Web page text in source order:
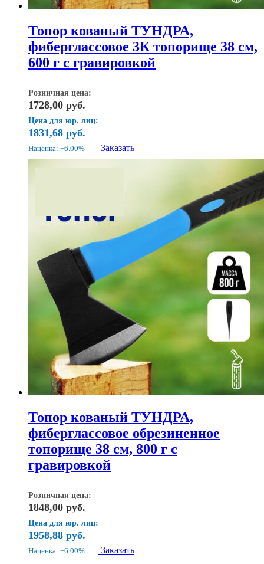
Топор кованый ТУНДРА,
фиберглассовое 3К топорище 38 см,
600 г с гравировкой
Розничная цена:
1728,00 руб.
Цена для юр. лиц:
1831,68 руб.
Наценка: +6.00% Заказать
Топор кованый ТУНДРА,
фиберглассовое обрезиненное
топорище 38 см, 800 г с
гравировкой
Розничная цена:
1848,00 руб.
Цена для юр. лиц:
1958,88 руб.
Наценка: +6.00% Заказать